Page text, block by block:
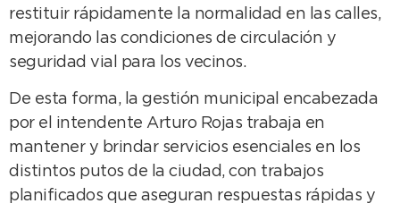
restituir rápidamente la normalidad en las calles,
mejorando las condiciones de circulación y
seguridad vial para los vecinos.
De esta forma, la gestión municipal encabezada
por el intendente Arturo Rojas trabaja en
mantener y brindar servicios esenciales en los
distintos putos de la ciudad, con trabajos
planificados que aseguran respuestas rápidas y